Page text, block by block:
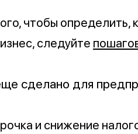
чтобы
следуйте
сделано для
и снижение